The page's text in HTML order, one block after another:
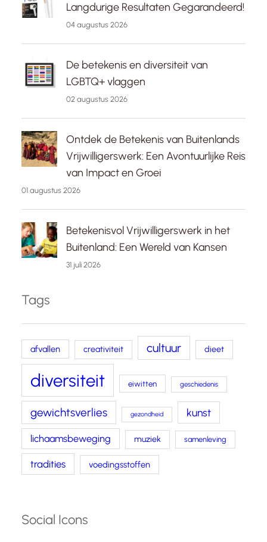
Langdurige Resultaten Gegarandeerd!
04 augustus 2026
De betekenis en diversiteit van
LGBTQ+ vlaggen
02 augustus 2026
Ontdek de Betekenis van Buitenlands
Vrijwilligerswerk: Een Avontuurlijke Reis
van Impact en Groei
01 augustus 2026
Betekenisvol Vrijwilligerswerk in het
Buitenland: Een Wereld van Kansen
31 juli 2026
Tags
afvallen creativiteit cultuur dieet
diversiteit eiwitten geschiedenis
gewichtsverlies gezondheid kunst
lichaamsbeweging muziek samenleving
tradities voedingsstoffen
Social Icons